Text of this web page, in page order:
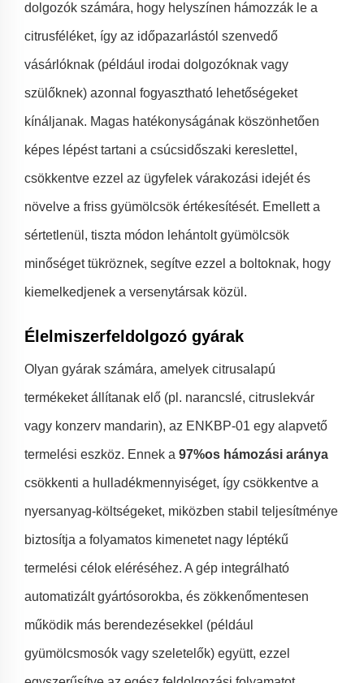
dolgozók számára, hogy helyszínen hámozzák le a
citrusféléket, így az időpazarlástól szenvedő
vásárlóknak (például irodai dolgozóknak vagy
szülőknek) azonnal fogyasztható lehetőségeket
kínáljanak. Magas hatékonyságának köszönhetően
képes lépést tartani a csúcsidőszaki kereslettel,
csökkentve ezzel az ügyfelek várakozási idejét és
növelve a friss gyümölcsök értékesítését. Emellett a
sértetlenül, tiszta módon lehántolt gyümölcsök
minőséget tükröznek, segítve ezzel a boltoknak, hogy
kiemelkedjenek a versenytársak közül.
Élelmiszerfeldolgozó gyárak
Olyan gyárak számára, amelyek citrusalapú
termékeket állítanak elő (pl. narancslé, citruslekvár
vagy konzerv mandarin), az ENKBP-01 egy alapvető
termelési eszköz. Ennek a 97%os hámozási aránya
csökkenti a hulladékmennyiséget, így csökkentve a
nyersanyag-költségeket, miközben stabil teljesítménye
biztosítja a folyamatos kimenetet nagy léptékű
termelési célok eléréséhez. A gép integrálható
automatizált gyártósorokba, és zökkenőmentesen
működik más berendezésekkel (például
gyümölcsmosók vagy szeletelők) együtt, ezzel